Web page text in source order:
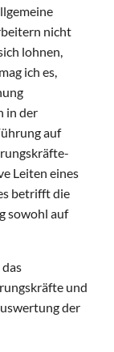
nicht
lohnen,
ich es,
in der
auf
Leiten eines
betrifft die
sowohl auf
und
der